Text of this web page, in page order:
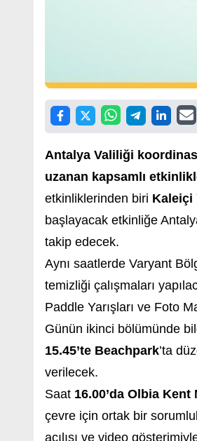
Antalya Valiliği
uzanan kapsamlı
etkinliklerinden biri Kaleiçi
başlayacak etkinliğe
takip edecek.
Aynı saatlerde Varyant
temizliği çalışmaları
Paddle Yarışları ve Foto
Günün ikinci bölümünde
15.45’te Beachpark’ta
verilecek.
Saat 16.00’da Olbia Kent
çevre için ortak bir
açılışı ve video